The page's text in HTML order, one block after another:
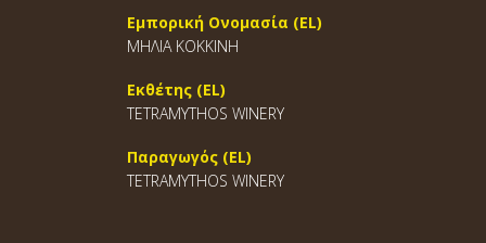
Εμπορική Ονομασία (EL)
ΜΗΛΙΑ ΚΟΚΚΙΝΗ
Εκθέτης (EL)
TETRAMYTHOS WINERY
Παραγωγός (EL)
TETRAMYTHOS WINERY